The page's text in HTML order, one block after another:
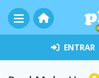
ENTRAR